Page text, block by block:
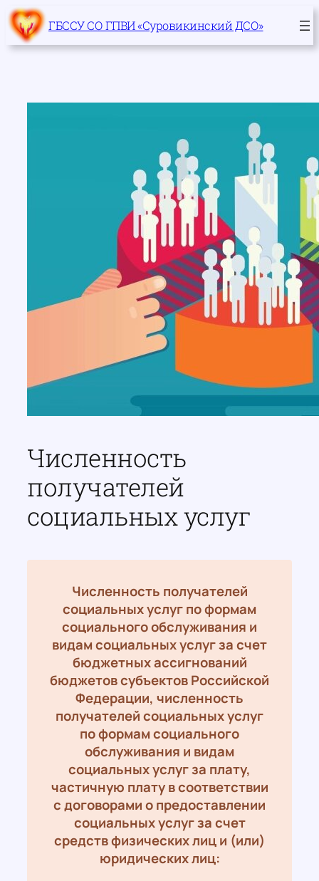
Перейти
к
содержимому
ГБССУ СО ГПВИ «Суровикинский ДСО»
Численность
получателей
социальных услуг
Численность получателей
социальных услуг по формам
социального обслуживания и
видам социальных услуг за счет
бюджетных ассигнований
бюджетов субъектов Российской
Федерации, численность
получателей социальных услуг
по формам социального
обслуживания и видам
социальных услуг за плату,
частичную плату в соответствии
с договорами о предоставлении
социальных услуг за счет
средств физических лиц и (или)
юридических лиц: